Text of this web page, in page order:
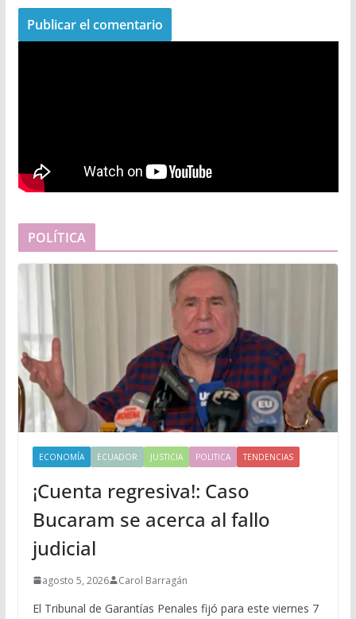
POLÍTICA
ECONOMÍA ECUADOR JUSTICIA POLITICA TENDENCIAS
¡Cuenta regresiva!: Caso
Bucaram se acerca al fallo
judicial
agosto 5, 2026 Carol Barragán
El Tribunal de Garantías Penales fijó para este viernes 7